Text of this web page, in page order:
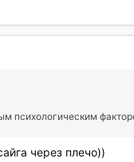
психологическим
через плечо))